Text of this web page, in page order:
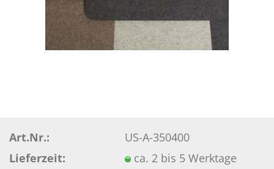
Art.Nr.:
US-A-350400
Lieferzeit:
ca. 2 bis 5 Werktage